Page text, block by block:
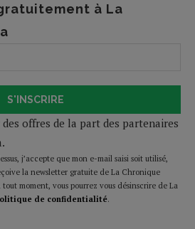
à La
S'INSCRIRE
offres de la part des partenaires
j’accepte que mon e-mail saisi soit utilisé,
la newsletter gratuite de La Chronique
moment, vous pourrez vous désinscrire de La
de confidentialité.